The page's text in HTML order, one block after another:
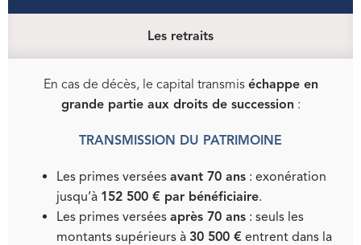
Les retraits
En cas de décès, le capital transmis échappe en
grande partie aux droits de succession :
TRANSMISSION DU PATRIMOINE
Les primes versées avant 70 ans : exonération
jusqu’à 152 500 € par bénéficiaire.
Les primes versées après 70 ans : seuls les
montants supérieurs à 30 500 € entrent dans la